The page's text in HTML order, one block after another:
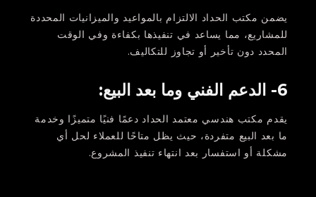
يضمن مكتب الحداد الالتزام بالمواعيد والميزانيات المحددة
للمشاريع، مما يساعد في تنفيذها بكفاءة وفي الوقت
المحدد دون تأخير أو تجاوز للتكاليف.
6- الدعم الفني وما بعد البيع:
يقدم مكتب هندسي معتمد الحداد دعمًا فنيًا متميزًا وخدمة
ما بعد البيع متفردة، حيث يظل متاحًا للعملاء لحل أي
مشكلة أو استفسار بعد انتهاء تنفيذ المشروع.